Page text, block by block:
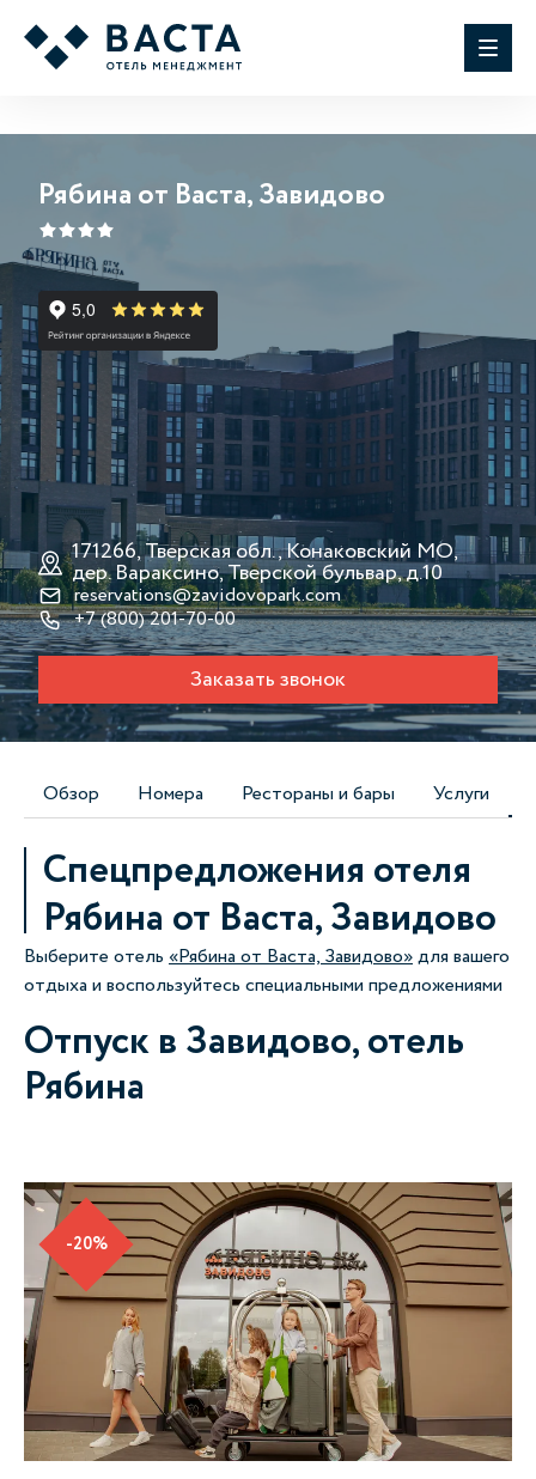
Рябина от Васта, Завидово
171266, Тверская обл., Конаковский МО,
дер. Вараксино, Тверской бульвар, д.10
reservations@zavidovopark.com
+7 (800) 201-70-00
Заказать звонок
Обзор Номера Рестораны и бары Услуги
Спецпредложения отеля
Рябина от Васта, Завидово
Выберите отель «Рябина от Васта, Завидово»для вашего
отдыха и воспользуйтесь специальными предложениями
-20%
Отпуск в Завидово, отель
Рябина